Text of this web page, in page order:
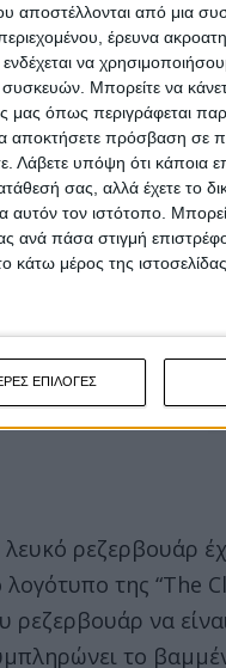
αποστέλλονται από μια
έρευνα
να
Μπορείτε να
μας όπως περιγράφεται
αποκτήσετε πρόσβαση σε
Λάβετε υπόψη ότι κάποια
σας, αλλά έχετε το
αυτόν τον ιστότοπο.
ανά πάσα στιγμή
κάτω μέρος της ιστοσελίδας.
ΕΠΙΛΟΓΕΣ
ρεζερβουάρ
της “The
ρεζερβουάρ να
το